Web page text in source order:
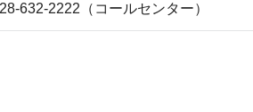
632-2222（コールセンター）